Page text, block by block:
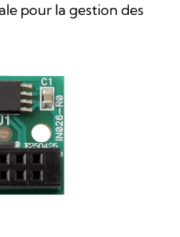
pour la gestion des